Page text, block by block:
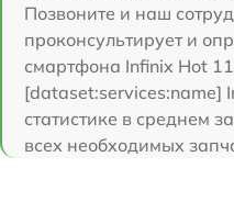
Позвоните и наш
проконсультирует и
смартфона Infinix Hot
[dataset:services:name]
статистике в среднем
всех необходимых